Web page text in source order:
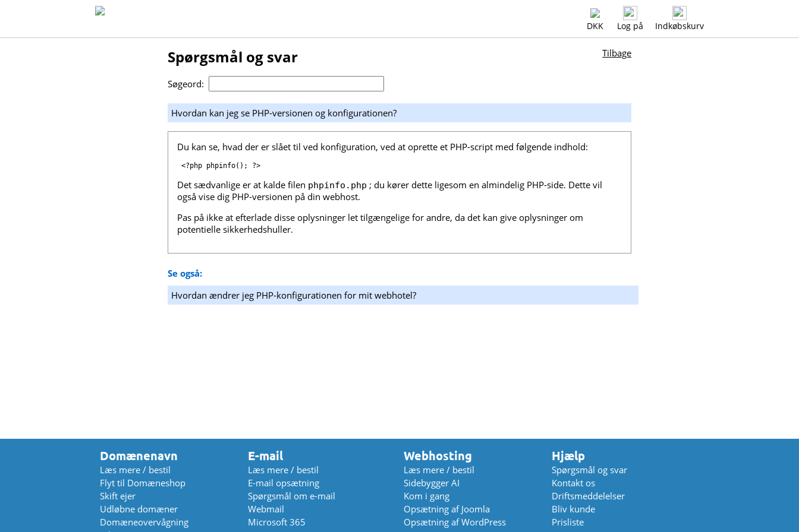
DKK Log på Indkøbskurv
Spørgsmål og svar Tilbage
Søgeord:
Hvordan kan jeg se PHP-versionen og konfigurationen?
Du kan se, hvad der er slået til ved konfiguration, ved at oprette et PHP-script med følgende indhold:
<?php phpinfo(); ?>
Det sædvanlige er at kalde filen phpinfo.php ; du kører dette ligesom en almindelig PHP-side. Dette vil
også vise dig PHP-versionen på din webhost.
Pas på ikke at efterlade disse oplysninger let tilgængelige for andre, da det kan give oplysninger om
potentielle sikkerhedshuller.
Se også:
Hvordan ændrer jeg PHP-konfigurationen for mit webhotel?
Domænenavn
Læs mere / bestil
Flyt til Domæneshop
Skift ejer
Udløbne domæner
Domæneovervågning
E-mail
Læs mere / bestil
E-mail opsætning
Spørgsmål om e-mail
Webmail
Microsoft 365
Webhosting
Læs mere / bestil
Sidebygger AI
Kom i gang
Opsætning af Joomla
Opsætning af WordPress
Hjælp
Spørgsmål og svar
Kontakt os
Driftsmeddelelser
Bliv kunde
Prisliste